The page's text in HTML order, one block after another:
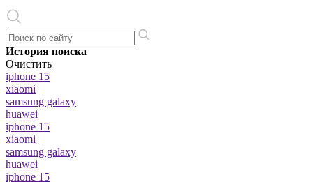
История поиска
Очистить
iphone 15
xiaomi
samsung galaxy
huawei
iphone 15
xiaomi
samsung galaxy
huawei
iphone 15